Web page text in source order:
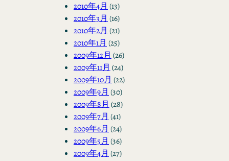
2010年4月 (13)
2010年3月 (16)
2010年2月 (21)
2010年1月 (25)
2009年12月 (26)
2009年11月 (24)
2009年10月 (22)
2009年9月 (30)
2009年8月 (28)
2009年7月 (41)
2009年6月 (24)
2009年5月 (36)
2009年4月 (27)